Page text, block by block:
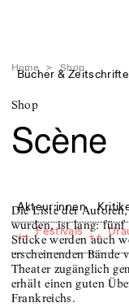
Bücher &
Akteur:innen
++ Festivals ++
Home > Shop
Shop
Scène
Die Liste der
wurden, ist lang: fünf
Stücke werden auch
erscheinenden Bände
Theater zugänglich
erhält einen guten
Frankreichs.